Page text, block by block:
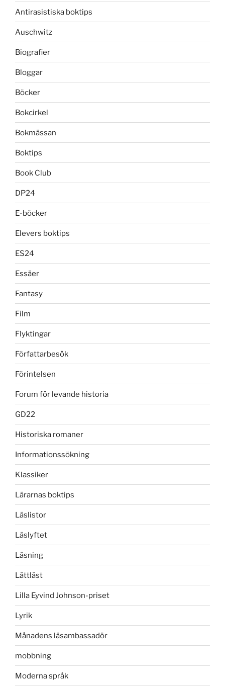
Antirasistiska boktips
Auschwitz
Biografier
Bloggar
Böcker
Bokcirkel
Bokmässan
Boktips
Book Club
DP24
E-böcker
Elevers boktips
ES24
Essäer
Fantasy
Film
Flyktingar
Författarbesök
Förintelsen
Forum för levande historia
GD22
Historiska romaner
Informationssökning
Klassiker
Lärarnas boktips
Läslistor
Läslyftet
Läsning
Lättläst
Lilla Eyvind Johnson-priset
Lyrik
Månadens läsambassadör
mobbning
Moderna språk